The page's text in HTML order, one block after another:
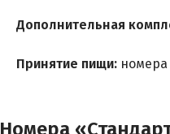
Дополнительная
Принятие пищи:
Номера